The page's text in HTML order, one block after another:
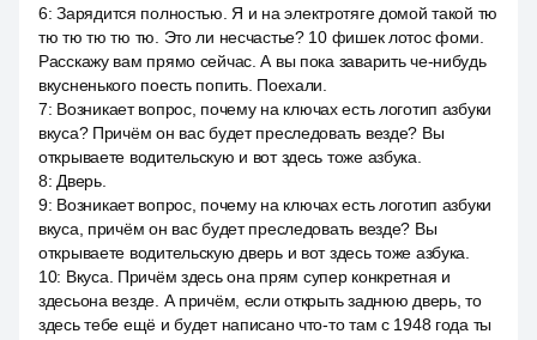
6:Зарядится полностью. Я и на электротяге домой такой тю
тю тю тю тю тю. Это ли несчастье? 10 фишек лотос фоми.
Расскажу вам прямо сейчас. А вы пока заварить че-нибудь
вкусненького поесть попить. Поехали.
7: Возникает вопрос, почему на ключах есть логотип азбуки
вкуса? Причём он вас будет преследовать везде? Вы
открываете водительскую и вот здесь тоже азбука.
8: Дверь.
9: Возникает вопрос, почему на ключах есть логотип азбуки
вкуса, причём он вас будет преследовать везде? Вы
открываете водительскую дверь и вот здесь тоже азбука.
10: Вкуса. Причём здесь она прям супер конкретная и
здесьона везде. А причём, если открыть заднюю дверь, то
здесь тебе ещё и будет написано что-то там с 1948 года ты